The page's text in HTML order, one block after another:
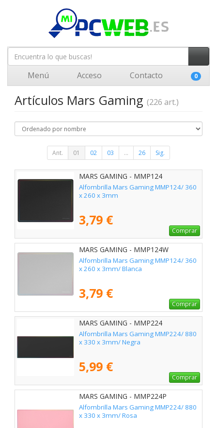
Menú Acceso Contacto 0
Artículos Mars Gaming (226 art.)
Ant. 01 02 03 ... 26 Sig.
MARS GAMING - MMP124
Alfombrilla Mars Gaming MMP124/ 360
x 260 x 3mm
3,79 €
Comprar
MARS GAMING - MMP124W
Alfombrilla Mars Gaming MMP124/ 360
x 260 x 3mm/ Blanca
3,79 €
Comprar
MARS GAMING - MMP224
Alfombrilla Mars Gaming MMP224/ 880
x 330 x 3mm/ Negra
5,99 €
Comprar
MARS GAMING - MMP224P
Alfombrilla Mars Gaming MMP224/ 880
x 330 x 3mm/ Rosa